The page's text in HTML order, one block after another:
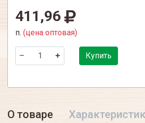
411,96
п. (цена оптовая)
Купить
О товаре